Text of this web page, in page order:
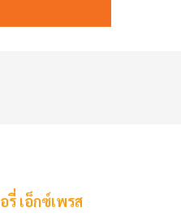
รี่ เอ็กซ์เพรส